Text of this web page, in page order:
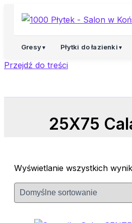
Gresy▼ Płytki do łazienki ▼
Przejdź do treści
25X75
Wyświetlanie wszystkich
Promocja!
Promocja!